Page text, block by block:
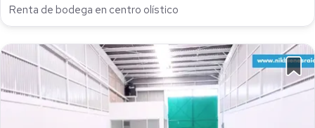
Renta de bodega en centro olístico